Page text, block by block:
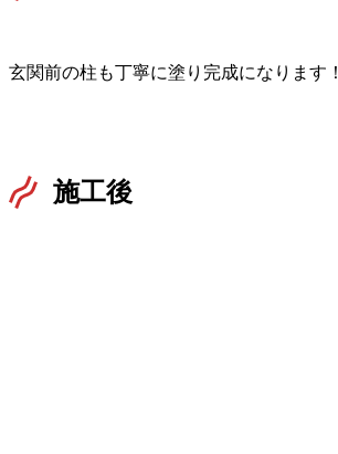
玄関前の柱も丁寧に塗り完成になります！
施工後